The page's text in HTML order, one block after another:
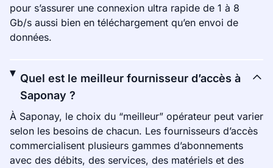
pour s’assurer une connexion ultra rapide de 1 à 8
Gb/s aussi bien en téléchargement qu’en envoi de
données.
Quel est le meilleur fournisseur d’accès à
Saponay ?
À Saponay, le choix du “meilleur” opérateur peut varier
selon les besoins de chacun. Les fournisseurs d’accès
commercialisent plusieurs gammes d’abonnements
avec des débits, des services, des matériels et des